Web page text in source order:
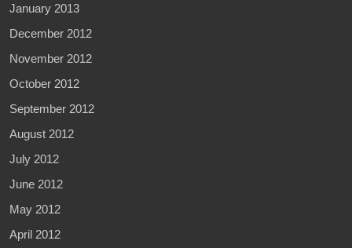
January 2013
December 2012
November 2012
October 2012
September 2012
August 2012
July 2012
June 2012
May 2012
April 2012